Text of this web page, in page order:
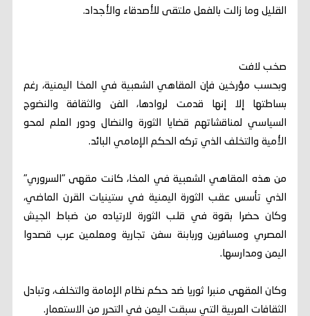
القليل وما زالت بالفعل ملتقى للأصدقاء والأجداد.
صخب لافت
وبحسب مؤرخين فإن المقاهي الشعبية في المخا اليمنية، رغم
بساطتها إلا إنها قدمت لروادها، الفن والثقافة والنضوج
السياسي لمناقشاتهم قضايا الثورة والنضال ودور العلم لمحو
الأمية والتخلف الذي تركه الحكم الإمامي البائد.
من هذه المقاهي الشعبية في المخا، كانت مقهى "السروري"
الذي تأسس عقب الثورة اليمنية في ستينيات القرن الماضي،
وكان حضرا بقوة في قلب الثورة لارتياده من ضباط الجيش
المصري ومسافرين وربابنة سفن تجارية ومعلمين عرب قصدوا
اليمن ومدارسها.
وكان المقهى منبرا ثوريا ضد حكم نظام الإمامة والتخلف، وتبادل
الثقافات العربية التي سبقت اليمن في التحرر من الاستعمار.